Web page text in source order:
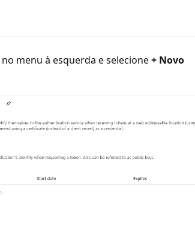
no menu à esquerda e selecione+ Novo